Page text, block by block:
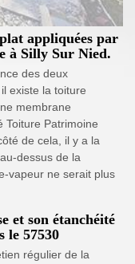
appliquées par
à Silly Sur Nied.
des deux
existe la toiture
membrane
Toiture Patrimoine
de cela, il y a la
dessus de la
vapeur ne serait plus
et son étanchéité
le 57530
régulier de la